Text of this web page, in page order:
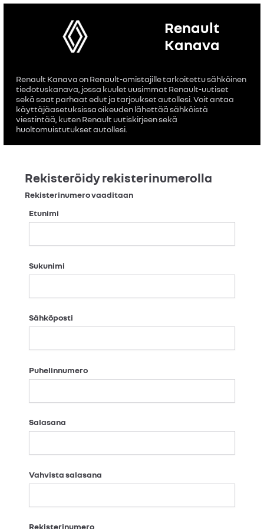
Renault
Kanava
Renault Kanava on Renault-omistajille tarkoitettu sähköinen
tiedotuskanava, jossa kuulet uusimmat Renault-uutiset
sekä saat parhaat edut ja tarjoukset autollesi. Voit antaa
käyttäjäasetuksissa oikeuden lähettää sähköistä
viestintää, kuten Renault uutiskirjeen sekä
huoltomuistutukset autollesi.
Rekisteröidy rekisterinumerolla
Rekisterinumero vaaditaan
Etunimi
Sukunimi
Sähköposti
Puhelinnumero
Salasana
Vahvista salasana
Rekisterinumero